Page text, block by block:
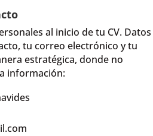
al inicio de tu CV. Datos
tu correo electrónico y tu
estratégica, donde no
información: